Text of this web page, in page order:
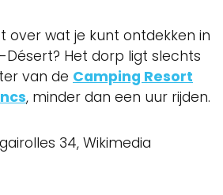
over wat je kunt ontdekken in
Het dorp ligt slechts
van de Camping Resort
, minder dan een uur rijden.
34, Wikimedia